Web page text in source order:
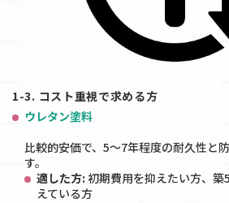
1-3. コスト重視で求める方
ウレタン塗料
比較的安価で、5～7年程度の耐久性と
す。
適した方: 初期費用を抑えたい方、
えている方